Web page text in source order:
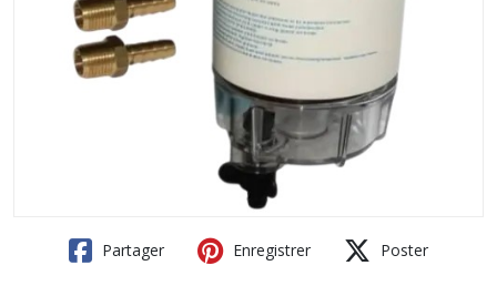
Partager Enregistrer Poster